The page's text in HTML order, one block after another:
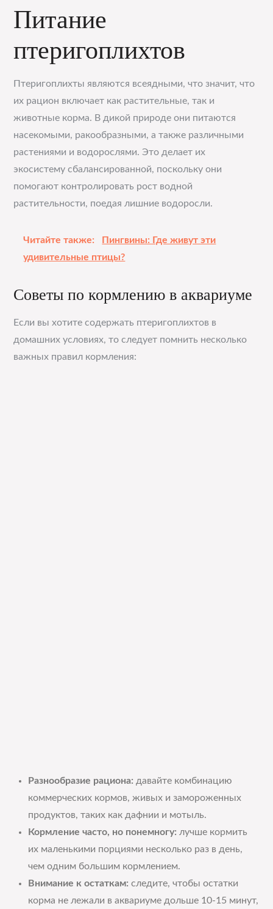
Питание
птеригоплихтов
Птеригоплихты являются всеядными, что значит, что
их рацион включает как растительные, так и
животные корма. В дикой природе они питаются
насекомыми, ракообразными, а также различными
растениями и водорослями. Это делает их
экосистему сбалансированной, поскольку они
помогают контролировать рост водной
растительности, поедая лишние водоросли.
Читайте также:
Пингвины: Где живут эти
удивительные птицы?
Советы по кормлению в аквариуме
Если вы хотите содержать птеригоплихтов в
домашних условиях, то следует помнить несколько
важных правил кормления:
Разнообразие рациона: давайте комбинацию
коммерческих кормов, живых и замороженных
продуктов, таких как дафнии и мотыль.
Кормление часто, но понемногу: лучше кормить
их маленькими порциями несколько раз в день,
чем одним большим кормлением.
Внимание к остаткам: следите, чтобы остатки
корма не лежали в аквариуме дольше 10-15 минут,